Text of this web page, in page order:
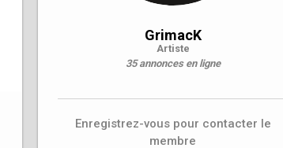
GrimacK
Artiste
35 annonces en ligne
Enregistrez-vous pour contacter le
membre